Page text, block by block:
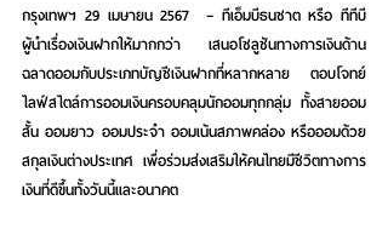
กรุงเทพฯ 29 เมษายน 2567 – ทีเอ็มบีธนชาต หรือ ทีทีบี
ผู้นำเรื่องเงินฝากให้มากกว่า เสนอโซลูชันทางการเงินด้าน
ฉลาดออมกับประเภทบัญชีเงินฝากที่หลากหลาย ตอบโจทย์
ไลฟ์สไตล์การออมเงินครอบคลุมนักออมทุกกลุ่ม ทั้งสายออม
สั้น ออมยาว ออมประจำ ออมเน้นสภาพคล่อง หรือออมด้วย
สกุลเงินต่างประเทศ เพื่อร่วมส่งเสริมให้คนไทยมีชีวิตทางการ
เงินที่ดีขึ้นทั้งวันนี้และอนาคต